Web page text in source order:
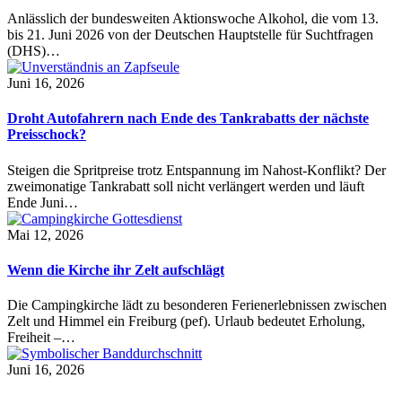
Anlässlich der bundesweiten Aktionswoche Alkohol, die vom 13.
bis 21. Juni 2026 von der Deutschen Hauptstelle für Suchtfragen
(DHS)…
Juni 16, 2026
Droht Autofahrern nach Ende des Tankrabatts der nächste
Preisschock?
Steigen die Spritpreise trotz Entspannung im Nahost-Konflikt? Der
zweimonatige Tankrabatt soll nicht verlängert werden und läuft
Ende Juni…
Mai 12, 2026
Wenn die Kirche ihr Zelt aufschlägt
Die Campingkirche lädt zu besonderen Ferienerlebnissen zwischen
Zelt und Himmel ein Freiburg (pef). Urlaub bedeutet Erholung,
Freiheit –…
Juni 16, 2026